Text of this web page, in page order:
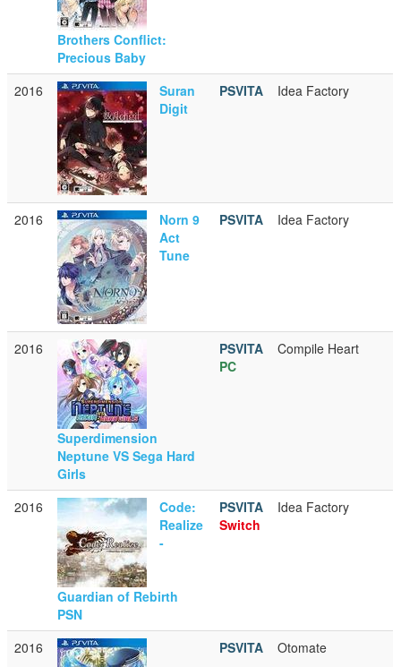
Brothers Conflict:
Precious Baby
2016
Suran
Digit
PSVITA Idea Factory
2016
Norn 9
Act
Tune
PSVITA Idea Factory
2016
Superdimension
Neptune VS Sega Hard
Girls
PSVITA
PC
Compile Heart
2016
Code:
Realize
-
Guardian of Rebirth
PSN
PSVITA
Switch
Idea Factory
2016 PSVITA Otomate